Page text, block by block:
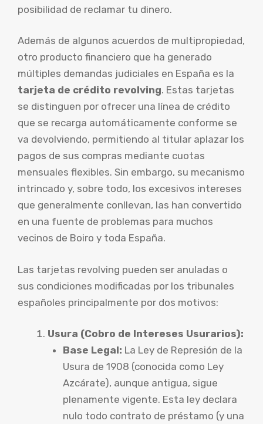
posibilidad de reclamar tu dinero.
Además de algunos acuerdos de multipropiedad,
otro producto financiero que ha generado
múltiples demandas judiciales en España es la
tarjeta de crédito revolving. Estas tarjetas
se distinguen por ofrecer una línea de crédito
que se recarga automáticamente conforme se
va devolviendo, permitiendo al titular aplazar los
pagos de sus compras mediante cuotas
mensuales flexibles. Sin embargo, su mecanismo
intrincado y, sobre todo, los excesivos intereses
que generalmente conllevan, las han convertido
en una fuente de problemas para muchos
vecinos de Boiro y toda España.
Las tarjetas revolving pueden ser anuladas o
sus condiciones modificadas por los tribunales
españoles principalmente por dos motivos:
Usura (Cobro de Intereses Usurarios):
Base Legal: La Ley de Represión de la
Usura de 1908 (conocida como Ley
Azcárate), aunque antigua, sigue
plenamente vigente. Esta ley declara
nulo todo contrato de préstamo (y una